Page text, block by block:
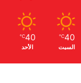
40
℃
السبت
40
℃
الأحد